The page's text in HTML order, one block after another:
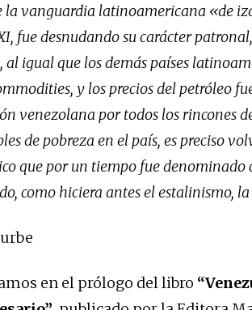
la vanguardia latinoamericana «de
fue desnudando su carácter
al igual que los demás países
y los precios del petróleo
venezolana por todos los rincones
de pobreza en el país, es preciso
que por un tiempo fue
como hiciera antes el estalinismo,
en el prólogo del libro